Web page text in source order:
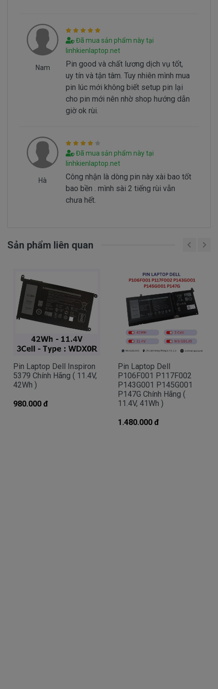
- Nguyên nhân do chúng ta sài không đúng
cách dẫn đến pin bị hư… Không đúng cách là như
thế nào.
Sử Dung Pin Như Thế Nào Mới Đúng ===> Click
Mua pin Laptop dell
Tai tphcm nếu pin của các bạn bị hư, các bạn
có thể đến Doctorlaptop Tại Tphcm để mua.
- Doctorlaptop có đội người kiểm tra và thay
miễn phí cho các bạn nhé.
Vostro, Inspiron, Latitude hay Precision?
Bạn yên tâm nhé.
Bạn có thể gọi Zalo cho shop tai số 0908251500.
À mà thỉnh thoảng shop bận máy một chút, cứ nhắn
tin để chút Doctoplaptop gọi lại cho bạn nhé.
Giá Pin Laptop dell 5379 mua là bao
nhiêu
Trên thị trường thì có nhiều loại pin cho dell
thượng vàng hạ cám chất lượng bèo béo beo giá
Nam
Đã mua sản phẩm này tại
linhkienlaptop.net
Pin good và chất lương dịch vụ tốt,
uy tín và tận tâm. Tuy nhiên mình mua
pin lúc mới không biết setup pin lại
cho pin mới nên nhờ shop hướng dẫn
giờ ok rùi.
Hà
Đã mua sản phẩm này tại
linhkienlaptop.net
Công nhận là dòng pin này xài bao tốt
bao bền . mình sài 2 tiếng rùi vẫn
chưa hết.
Sản phẩm liên quan
Pin Laptop Dell Inspiron
5379 Chính Hãng ( 11.4V,
42Wh )
980.000 đ
Pin Laptop Dell
P106F001 P117F002
P143G001 P145G001
P147G Chính Hãng (
11.4V, 41Wh )
1.480.000 đ